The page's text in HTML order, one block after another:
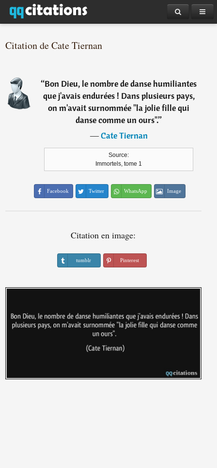
Citation de Cate Tiernan
“Bon Dieu, le nombre de danse humiliantes
que j'avais endurées ! Dans plusieurs pays,
on m'avait surnommée "la jolie fille qui
danse comme un ours".”
―Cate Tiernan
Source:
Immortels, tome 1
Facebook Twitter WhatsApp Image
Citation en image:
tumblr Pinterest